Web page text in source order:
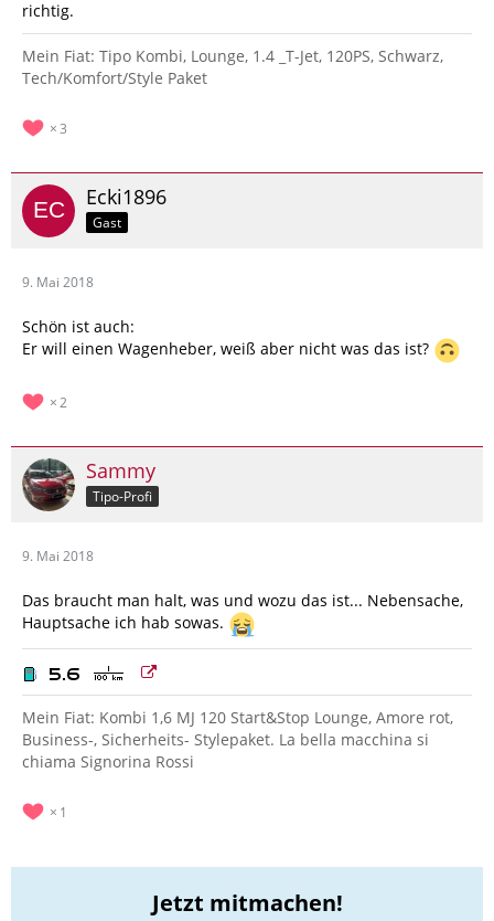
richtig.
Mein Fiat: Tipo Kombi, Lounge, 1.4 _T-Jet, 120PS, Schwarz,
Tech/Komfort/Style Paket
3
Ecki1896
Gast
9. Mai 2018
Schön ist auch:
Er will einen Wagenheber, weiß aber nicht was das ist?
2
Sammy
Tipo-Profi
9. Mai 2018
Das braucht man halt, was und wozu das ist... Nebensache,
Hauptsache ich hab sowas.
Mein Fiat: Kombi 1,6 MJ 120 Start&Stop Lounge, Amore rot,
Business-, Sicherheits- Stylepaket. La bella macchina si
chiama Signorina Rossi
1
Jetzt mitmachen!